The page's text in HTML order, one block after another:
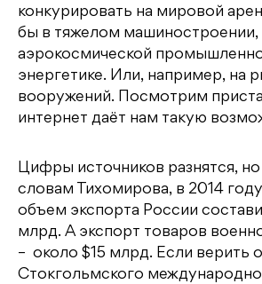
конкурировать на мировой
бы в тяжелом машиностроении,
аэрокосмической
энергетике. Или, например, на
вооружений. Посмотрим
интернет даёт нам такую
Цифры источников разнятся,
словам Тихомирова, в 2014
объем экспорта России
млрд. А экспорт товаров
– около $15 млрд. Если верить
Стокгольмского